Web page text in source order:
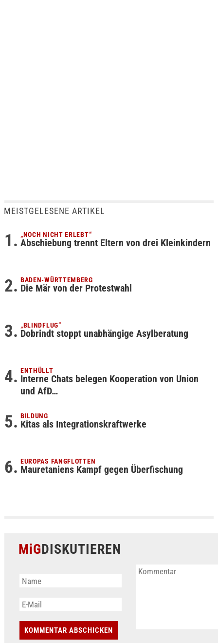
MEISTGELESENE ARTIKEL
„NOCH NICHT ERLEBT“
Abschiebung trennt Eltern von drei Kleinkindern
BADEN-WÜRTTEMBERG
Die Mär von der Protestwahl
„BLINDFLUG“
Dobrindt stoppt unabhängige Asylberatung
ENTHÜLLT
Interne Chats belegen Kooperation von Union
und AfD…
BILDUNG
Kitas als Integrationskraftwerke
EUROPAS FANGFLOTTEN
Mauretaniens Kampf gegen Überfischung
MiGDISKUTIEREN